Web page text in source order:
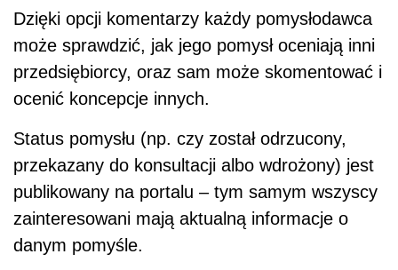
Dzięki opcji komentarzy każdy pomysłodawca
może sprawdzić, jak jego pomysł oceniają inni
przedsiębiorcy, oraz sam może skomentować i
ocenić koncepcje innych.
Status pomysłu (np. czy został odrzucony,
przekazany do konsultacji albo wdrożony) jest
publikowany na portalu – tym samym wszyscy
zainteresowani mają aktualną informacje o
danym pomyśle.